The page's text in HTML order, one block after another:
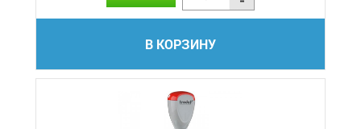
В КОРЗИНУ